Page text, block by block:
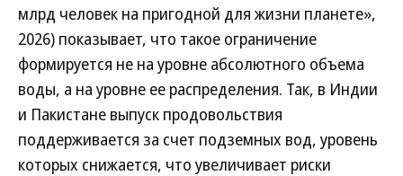
млрд человек на пригодной для жизни планете»,
2026) показывает, что такое ограничение
формируется не на уровне абсолютного объема
воды, а на уровне ее распределения. Так, в Индии
и Пакистане выпуск продовольствия
поддерживается за счет подземных вод, уровень
которых снижается, что увеличивает риски